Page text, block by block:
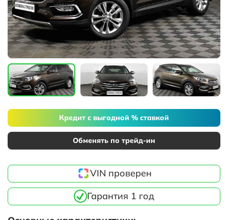
Кредит с выгодной % ставкой
Обменять по трейд-ин
VIN проверен
Гарантия 1 год